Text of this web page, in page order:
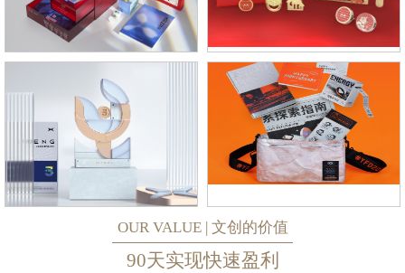
OUR VALUE | 文创的价值
90天实现快速盈利